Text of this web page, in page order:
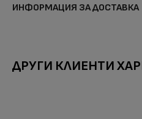
ИНФОРМАЦИЯ ЗА ДОСТАВКА
ДРУГИ КЛИЕНТИ